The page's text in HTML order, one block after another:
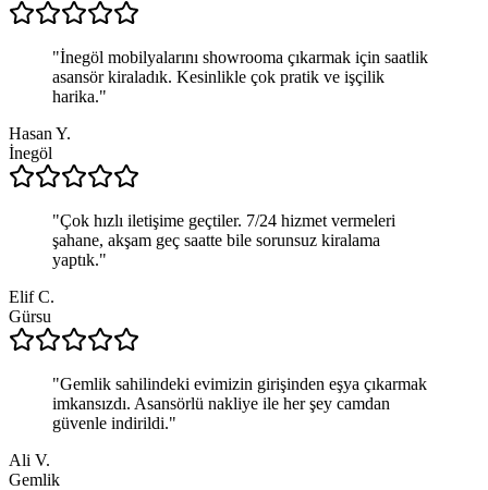
"İnegöl mobilyalarını showrooma çıkarmak için saatlik
asansör kiraladık. Kesinlikle çok pratik ve işçilik
harika."
Hasan Y.
İnegöl
"Çok hızlı iletişime geçtiler. 7/24 hizmet vermeleri
şahane, akşam geç saatte bile sorunsuz kiralama
yaptık."
Elif C.
Gürsu
"Gemlik sahilindeki evimizin girişinden eşya çıkarmak
imkansızdı. Asansörlü nakliye ile her şey camdan
güvenle indirildi."
Ali V.
Gemlik